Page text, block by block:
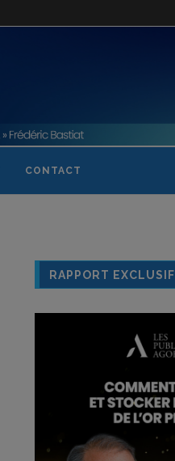
CONTACT
RAPPORT EXCLUSIF